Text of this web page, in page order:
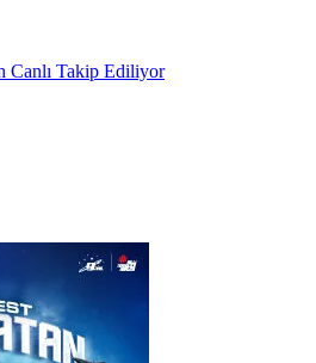
Canlı Takip Ediliyor